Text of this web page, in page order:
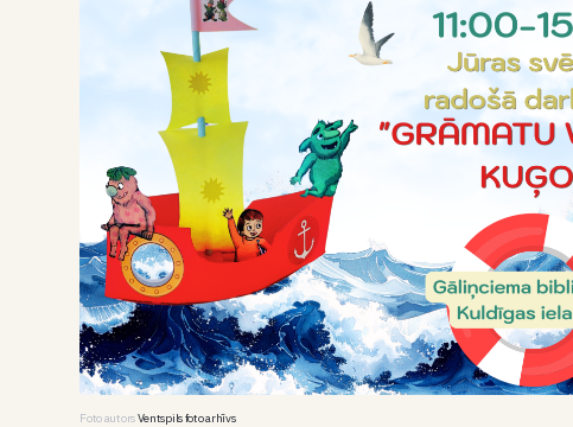
Foto autorsVentspils foto arhīvs